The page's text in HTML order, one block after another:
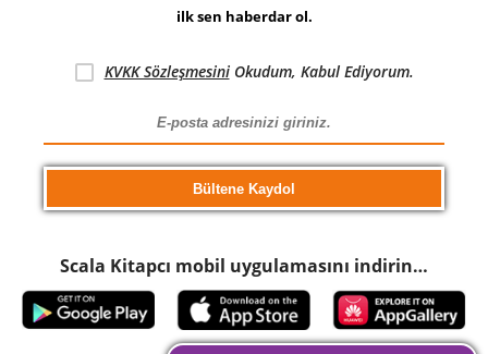
ilk sen haberdar ol.
KVKK SözleşmesiniOkudum, Kabul Ediyorum.
Scala Kitapcı mobil uygulamasını indirin…